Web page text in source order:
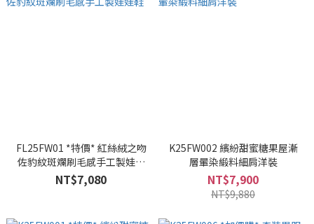
FL25FW01 *特價* 紅絲絨之吻
佐豹紋斑斕刷毛感手工製娃娃
鞋
NT$7,080
K25FW002 繽紛甜蜜糖果屋漸
層暈染緞料細肩洋裝
NT$7,900
NT$9,880